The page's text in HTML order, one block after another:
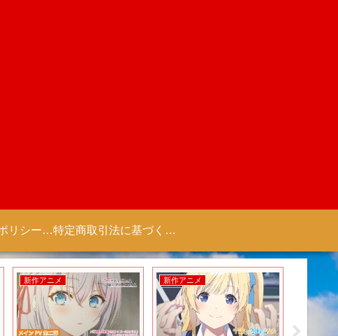
プライバシーポリシー 【Colorful Creation】 特定商取引法に基づく表記（商取引に関する開示）
新作アニメ 新作アニメ